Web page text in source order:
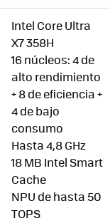
Intel Core Ultra
X7 358H
16 núcleos: 4 de
alto rendimiento
+ 8 de eficiencia +
4 de bajo
consumo
Hasta 4,8 GHz
18 MB Intel Smart
Cache
NPU de hasta 50
TOPS